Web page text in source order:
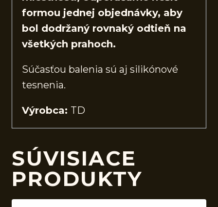
formou jednej objednávky, aby
bol dodržaný rovnaký odtieň na
všetkých prahoch.
Súčasťou balenia sú aj silikónové
tesnenia.
Výrobca: TD
SÚVISIACE
PRODUKTY